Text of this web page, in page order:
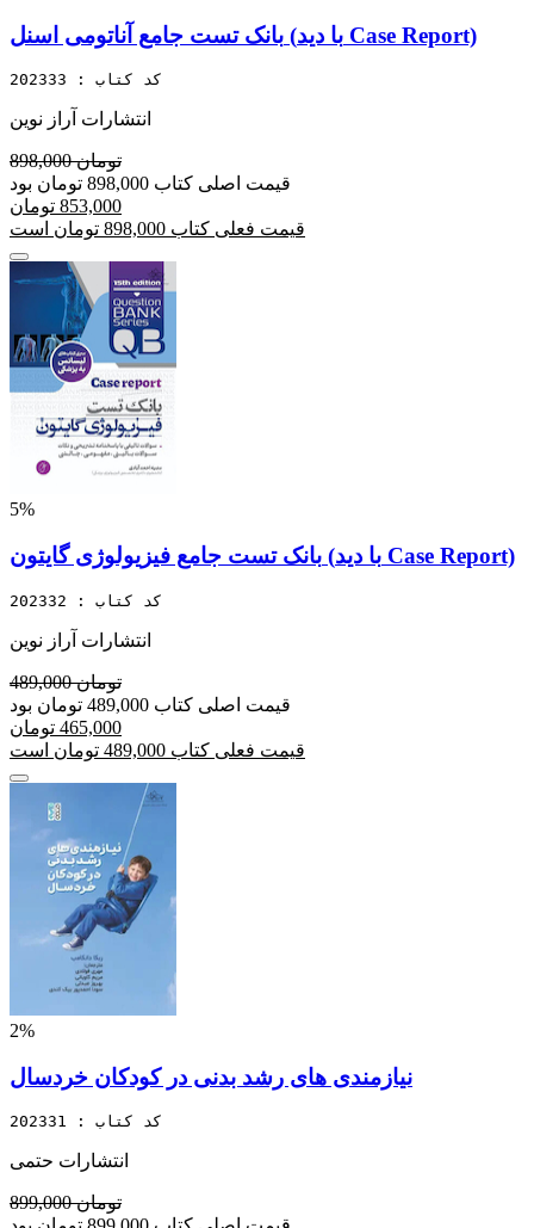
بانک تست جامع آناتومی اسنل (با دید Case Report)
کد کتاب : 202333
انتشارات آراز نوین
898,000 تومان
قیمت اصلی کتاب 898,000 تومان بود
853,000 تومان
قیمت فعلی کتاب 898,000 تومان است
5%
بانک تست جامع فیزیولوژی گایتون (با دید Case Report)
کد کتاب : 202332
انتشارات آراز نوین
489,000 تومان
قیمت اصلی کتاب 489,000 تومان بود
465,000 تومان
قیمت فعلی کتاب 489,000 تومان است
2%
نیازمندی های رشد بدنی در کودکان خردسال
کد کتاب : 202331
انتشارات حتمی
899,000 تومان